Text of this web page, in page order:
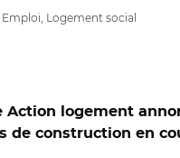
Logement social
Action logement
de construction en